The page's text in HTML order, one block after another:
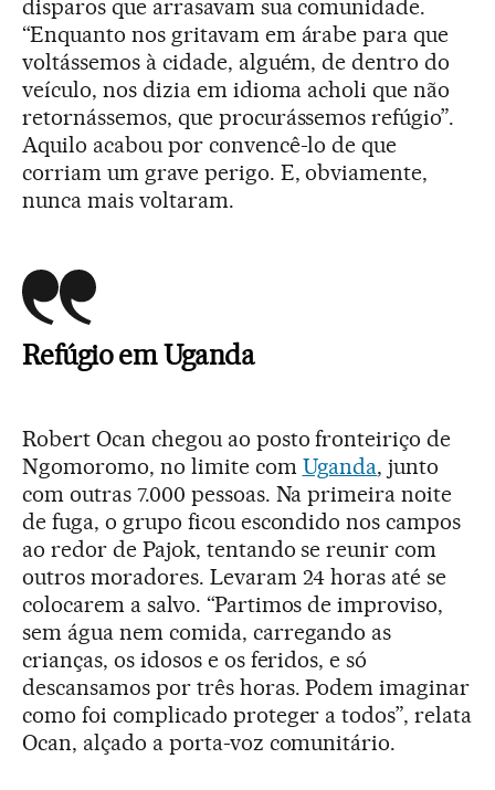
disparos que arrasavam sua comunidade.
“Enquanto nos gritavam em árabe para que
voltássemos à cidade, alguém, de dentro do
veículo, nos dizia em idioma acholi que não
retornássemos, que procurássemos refúgio”.
Aquilo acabou por convencê-lo de que
corriam um grave perigo. E, obviamente,
nunca mais voltaram.
Refúgio em Uganda
Robert Ocan chegou ao posto fronteiriço de
Ngomoromo, no limite com Uganda, junto
com outras 7.000 pessoas. Na primeira noite
de fuga, o grupo ficou escondido nos campos
ao redor de Pajok, tentando se reunir com
outros moradores. Levaram 24 horas até se
colocarem a salvo. “Partimos de improviso,
sem água nem comida, carregando as
crianças, os idosos e os feridos, e só
descansamos por três horas. Podem imaginar
como foi complicado proteger a todos”, relata
Ocan, alçado a porta-voz comunitário.